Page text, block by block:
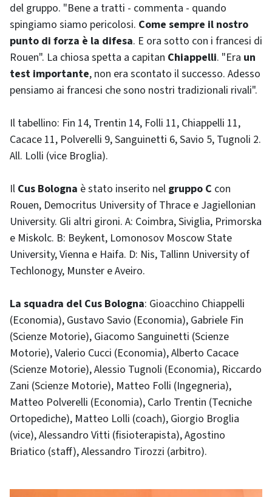
del gruppo. "Bene a tratti - commenta - quando
spingiamo siamo pericolosi. Come sempre il nostro
punto di forza è la difesa. E ora sotto con i francesi di
Rouen". La chiosa spetta a capitan Chiappelli. "Era un
test importante, non era scontato il successo. Adesso
pensiamo ai francesi che sono nostri tradizionali rivali".
Il tabellino: Fin 14, Trentin 14, Folli 11, Chiappelli 11,
Cacace 11, Polverelli 9, Sanguinetti 6, Savio 5, Tugnoli 2.
All. Lolli (vice Broglia).
Il Cus Bologna è stato inserito nel gruppo C con
Rouen, Democritus University of Thrace e Jagiellonian
University. Gli altri gironi. A: Coimbra, Siviglia, Primorska
e Miskolc. B: Beykent, Lomonosov Moscow State
University, Vienna e Haifa. D: Nis, Tallinn University of
Techlonogy, Munster e Aveiro.
La squadra del Cus Bologna: Gioacchino Chiappelli
(Economia), Gustavo Savio (Economia), Gabriele Fin
(Scienze Motorie), Giacomo Sanguinetti (Scienze
Motorie), Valerio Cucci (Economia), Alberto Cacace
(Scienze Motorie), Alessio Tugnoli (Economia), Riccardo
Zani (Scienze Motorie), Matteo Folli (Ingegneria),
Matteo Polverelli (Economia), Carlo Trentin (Tecniche
Ortopediche), Matteo Lolli (coach), Giorgio Broglia
(vice), Alessandro Vitti (fisioterapista), Agostino
Briatico (staff), Alessandro Tirozzi (arbitro).